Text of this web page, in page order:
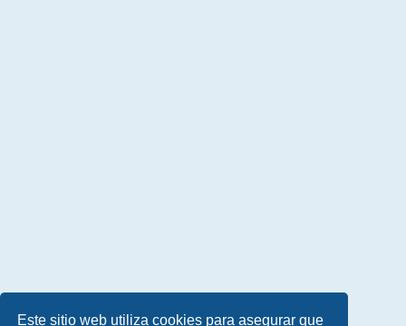
Este sitio web utiliza cookies para asegurar que